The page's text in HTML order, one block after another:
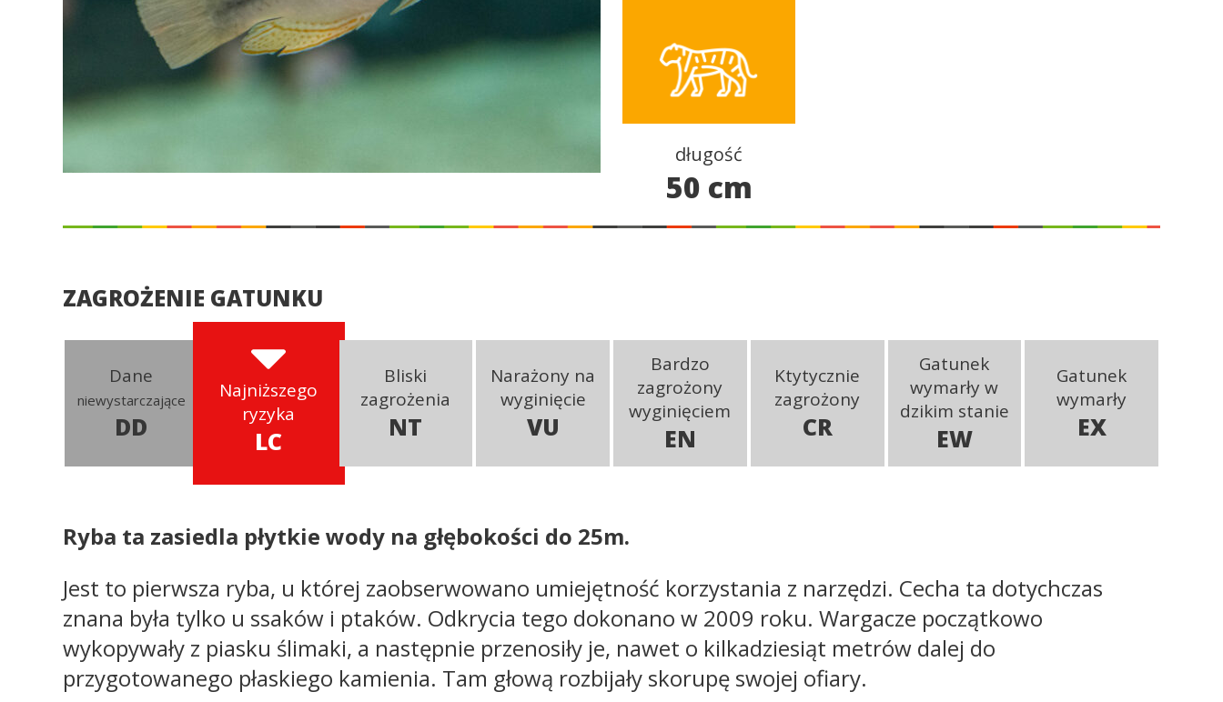
długość
50 cm
ZAGROŻENIE GATUNKU
Dane
niewystarczające
DD
Najniższego
ryzyka
LC
Bliski
zagrożenia
NT
Narażony na
wyginięcie
VU
Bardzo
zagrożony
wyginięciem
EN
Ktytycznie
zagrożony
CR
Gatunek
wymarły w
dzikim stanie
EW
Gatunek
wymarły
EX
Ryba ta zasiedla płytkie wody na głębokości do 25m.
Jest to pierwsza ryba, u której zaobserwowano umiejętność korzystania z narzędzi. Cecha ta dotychczas
znana była tylko u ssaków i ptaków. Odkrycia tego dokonano w 2009 roku. Wargacze początkowo
wykopywały z piasku ślimaki, a następnie przenosiły je, nawet o kilkadziesiąt metrów dalej do
przygotowanego płaskiego kamienia. Tam głową rozbijały skorupę swojej ofiary.